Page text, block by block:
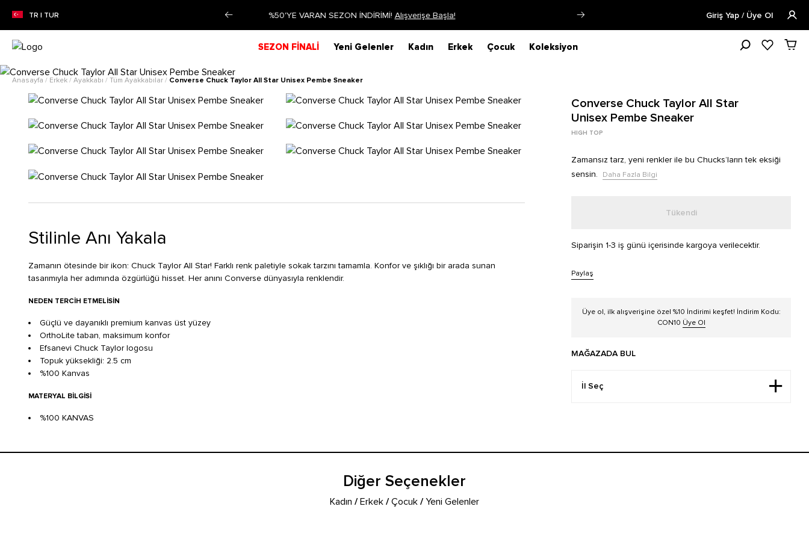
TR | TUR
İNDİRİMİ!Alışverişe Başla! Siparişin 1-3 iş günü içerisinde kargoya verilecektir. Öğrencilere Özel Tüm Ürünlerde
Giriş Yap / Üye Ol
SEZON FİNALİ Yeni Gelenler Kadın Erkek Çocuk Koleksiyon
Anasayfa / Erkek / Ayakkabı / Tüm Ayakkabılar / Converse Chuck Taylor All Star Unisex Pembe Sneaker
Stilinle Anı Yakala
Zamanın ötesinde bir ikon: Chuck Taylor All Star! Farklı renk paletiyle sokak tarzını tamamla. Konfor ve şıklığı bir arada sunan
tasarımıyla her adımında özgürlüğü hisset. Her anını Converse dünyasıyla renklendir.
NEDEN TERCIH ETMELISIN
Güçlü ve dayanıklı premium kanvas üst yüzey
OrthoLite taban, maksimum konfor
Efsanevi Chuck Taylor logosu
Topuk yüksekliği: 2.5 cm
%100 Kanvas
MATERYAL BILGISI
%100 KANVAS
Converse Chuck Taylor All Star
Unisex Pembe Sneaker
HIGH TOP
Zamansız tarz, yeni renkler ile bu Chucks’ların tek eksiği
sensin.
Daha Fazla Bilgi
Tükendi
Siparişin 1-3 iş günü içerisinde kargoya verilecektir.
Paylaş
Üye ol, ilk alışverişine özel %10 İndirimi keşfet! İndirim Kodu:
CON10 Üye Ol
MAĞAZADA BUL
Diğer Seçenekler
Kadın /Erkek /Çocuk /Yeni Gelenler